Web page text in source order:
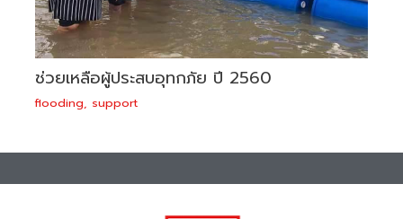
ช่วยเหลือผู้ประสบอุทกภัย ปี 2560
flooding, support